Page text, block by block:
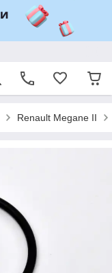
Renault Megane II